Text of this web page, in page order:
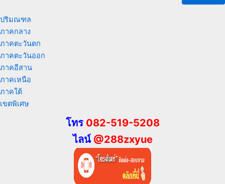
ปริมณฑล
ภาคกลาง
ภาคตะวันตก
ภาคตะวันออก
ภาคอีสาน
ภาคเหนือ
ภาคใต้
เขตพิเศษ
โทร 082-519-5208
ไลน์ @288zxyue